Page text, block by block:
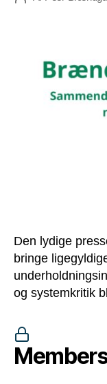
Den lydige
bringe
og systemkritik